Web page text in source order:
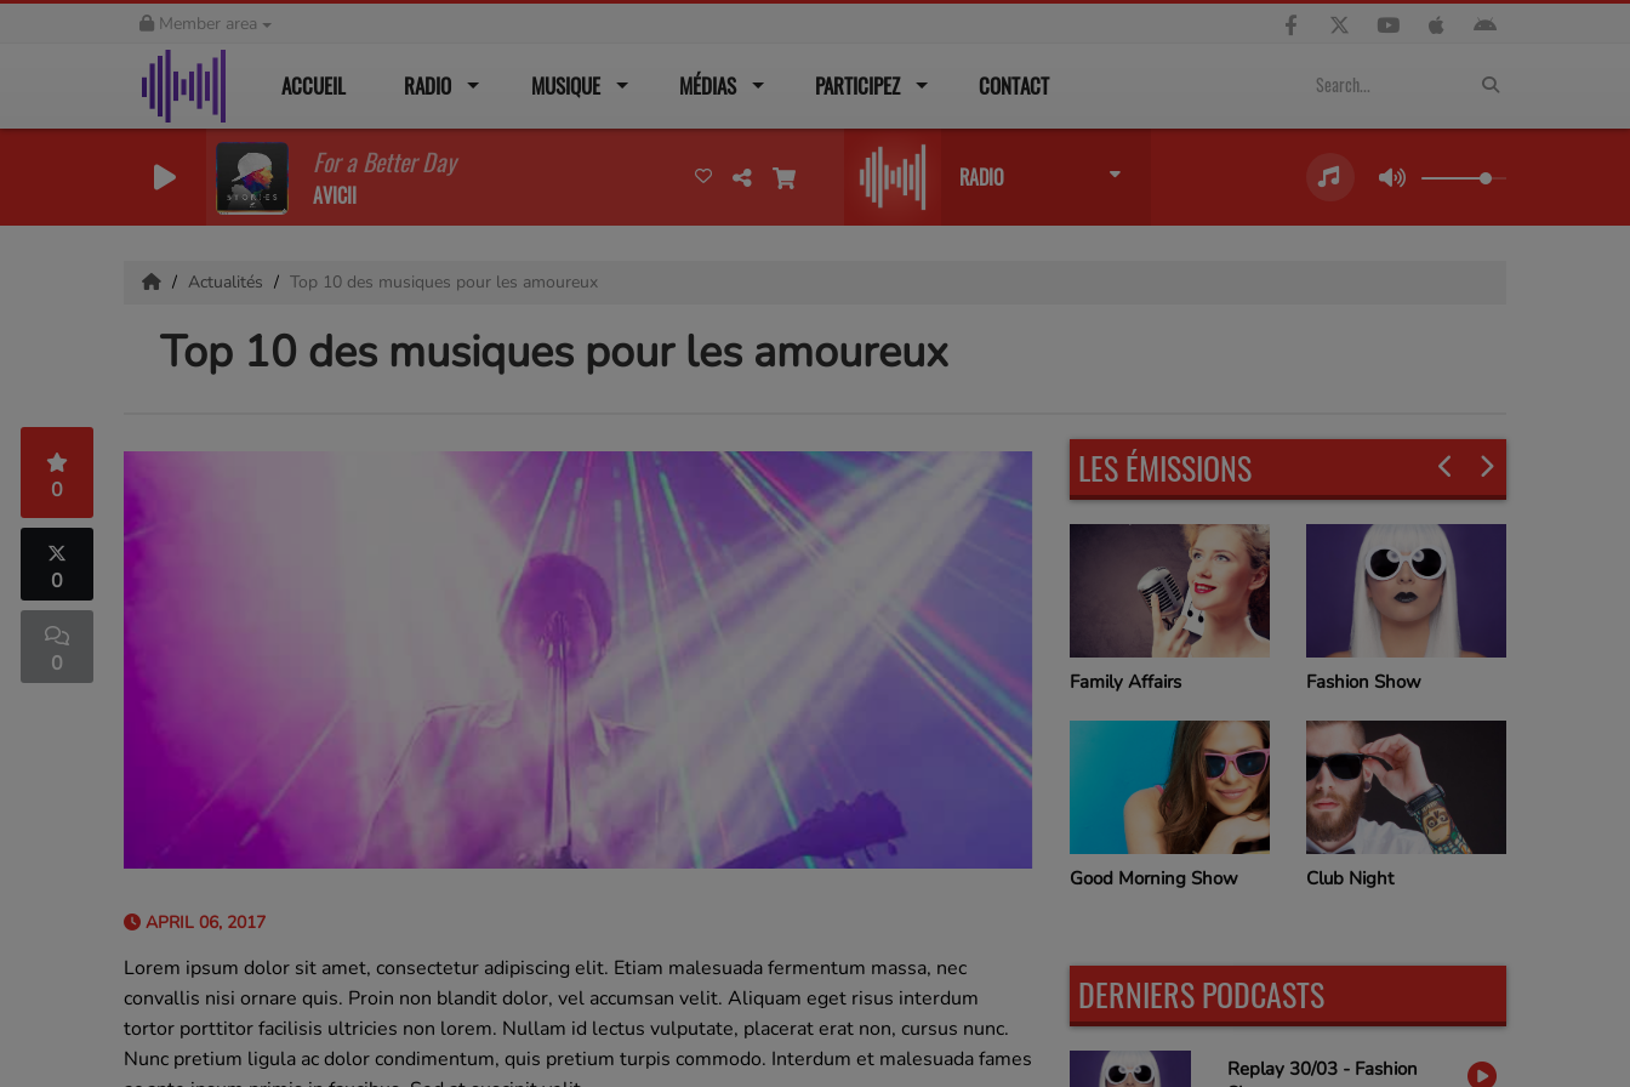
Member area
ACCUEIL RADIO MUSIQUE MÉDIAS PARTICIPEZ CONTACT
For a Better Day
AVICII
RADIO
Actualités Top 10 des musiques pour les amoureux
Top 10 des musiques pour les amoureux
0
0
0
APRIL 06, 2017
Lorem ipsum dolor sit amet, consectetur adipiscing elit. Etiam malesuada fermentum massa, nec
convallis nisi ornare quis. Proin non blandit dolor, vel accumsan velit. Aliquam eget risus interdum
tortor porttitor facilisis ultricies non lorem. Nullam id lectus vulputate, placerat erat non, cursus nunc.
Nunc pretium ligula ac dolor condimentum, quis pretium turpis commodo. Interdum et malesuada fames
LES ÉMISSIONS
Family Affairs
Good Morning Show
Fashion Show
Club Night
DERNIERS PODCASTS
Replay 30/03 - Fashion